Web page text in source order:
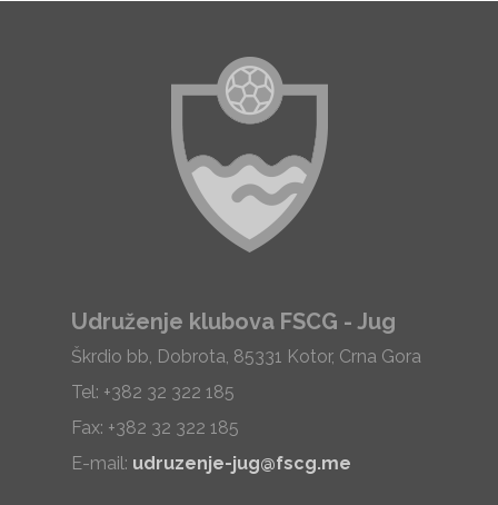
Udruženje klubova FSCG - Jug
Škrdio bb, Dobrota, 85331 Kotor, Crna Gora
Tel: +382 32 322 185
Fax: +382 32 322 185
E-mail: udruzenje-jug@fscg.me